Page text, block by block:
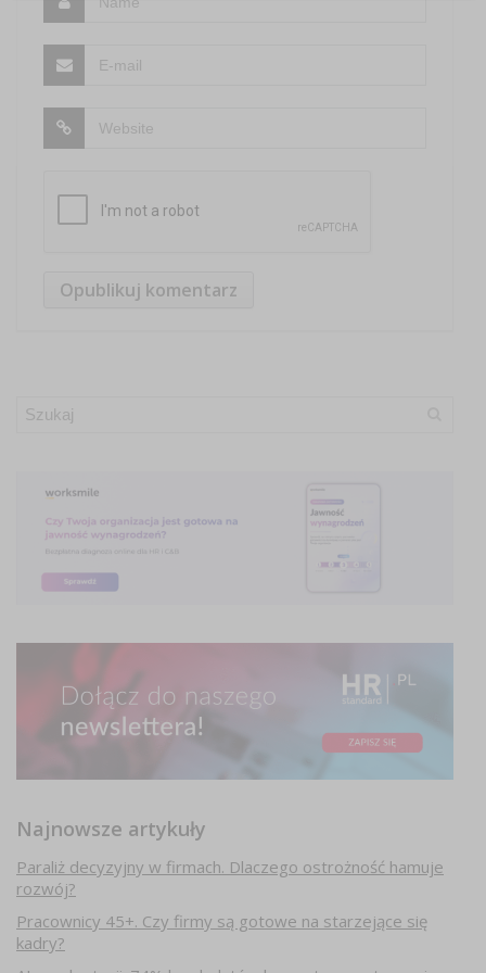
Najnowsze artykuły
Paraliż decyzyjny w firmach. Dlaczego ostrożność hamuje
rozwój?
Pracownicy 45+. Czy firmy są gotowe na starzejące się
kadry?